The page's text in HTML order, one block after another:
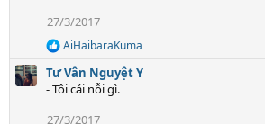
n
s
27/3/2017
R
e
a
c
AiHaibaraKuma
Tư Vân Nguyệt Y
- Tôi cái nỗi gì.
27/3/2017